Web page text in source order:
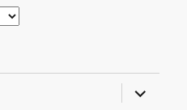
almenü